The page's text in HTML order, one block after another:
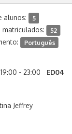
alunos: 5
52
Português
19:00 - 23:00
ED04
Jeffrey